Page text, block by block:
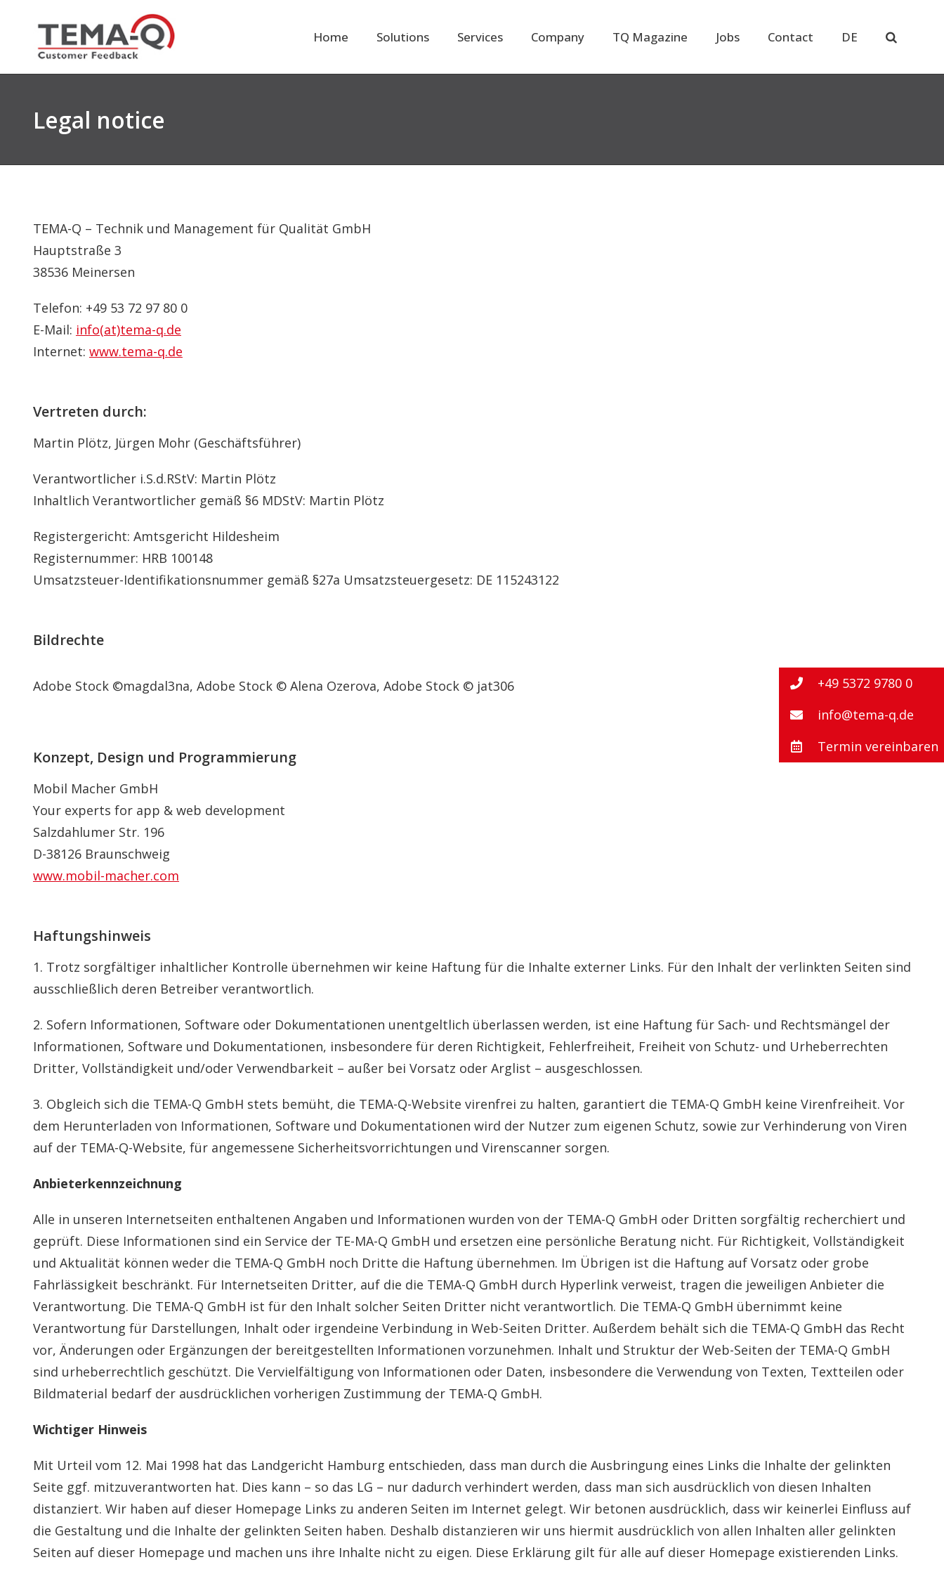
content
Home Solutions Services Company TQ Magazine Jobs Contact DE
Legal notice
TEMA-Q – Technik und Management für Qualität GmbH
Hauptstraße 3
38536 Meinersen
Telefon: +49 53 72 97 80 0
E-Mail: info(at)tema-q.de
Internet: www.tema-q.de
Vertreten durch:
Martin Plötz, Jürgen Mohr (Geschäftsführer)
Verantwortlicher i.S.d.RStV: Martin Plötz
Inhaltlich Verantwortlicher gemäß §6 MDStV: Martin Plötz
Registergericht: Amtsgericht Hildesheim
Registernummer: HRB 100148
Umsatzsteuer-Identifikationsnummer gemäß §27a Umsatzsteuergesetz: DE 115243122
Bildrechte
Adobe Stock ©magdal3na, Adobe Stock © Alena Ozerova, Adobe Stock © jat306
Konzept, Design und Programmierung
Mobil Macher GmbH
Your experts for app & web development
Salzdahlumer Str. 196
D-38126 Braunschweig
www.mobil-macher.com
Haftungshinweis
1. Trotz sorgfältiger inhaltlicher Kontrolle übernehmen wir keine Haftung für die Inhalte externer Links. Für den Inhalt der verlinkten Seiten sind
ausschließlich deren Betreiber verantwortlich.
2. Sofern Informationen, Software oder Dokumentationen unentgeltlich überlassen werden, ist eine Haftung für Sach- und Rechtsmängel der
Informationen, Software und Dokumentationen, insbesondere für deren Richtigkeit, Fehlerfreiheit, Freiheit von Schutz- und Urheberrechten
Dritter, Vollständigkeit und/oder Verwendbarkeit – außer bei Vorsatz oder Arglist – ausgeschlossen.
3. Obgleich sich die TEMA-Q GmbH stets bemüht, die TEMA-Q-Website virenfrei zu halten, garantiert die TEMA-Q GmbH keine Virenfreiheit. Vor
dem Herunterladen von Informationen, Software und Dokumentationen wird der Nutzer zum eigenen Schutz, sowie zur Verhinderung von Viren
auf der TEMA-Q-Website, für angemessene Sicherheitsvorrichtungen und Virenscanner sorgen.
Anbieterkennzeichnung
Alle in unseren Internetseiten enthaltenen Angaben und Informationen wurden von der TEMA-Q GmbH oder Dritten sorgfältig recherchiert und
geprüft. Diese Informationen sind ein Service der TE-MA-Q GmbH und ersetzen eine persönliche Beratung nicht. Für Richtigkeit, Vollständigkeit
und Aktualität können weder die TEMA-Q GmbH noch Dritte die Haftung übernehmen. Im Übrigen ist die Haftung auf Vorsatz oder grobe
Fahrlässigkeit beschränkt. Für Internetseiten Dritter, auf die die TEMA-Q GmbH durch Hyperlink verweist, tragen die jeweiligen Anbieter die
Verantwortung. Die TEMA-Q GmbH ist für den Inhalt solcher Seiten Dritter nicht verantwortlich. Die TEMA-Q GmbH übernimmt keine
Verantwortung für Darstellungen, Inhalt oder irgendeine Verbindung in Web-Seiten Dritter. Außerdem behält sich die TEMA-Q GmbH das Recht
vor, Änderungen oder Ergänzungen der bereitgestellten Informationen vorzunehmen. Inhalt und Struktur der Web-Seiten der TEMA-Q GmbH
sind urheberrechtlich geschützt. Die Vervielfältigung von Informationen oder Daten, insbesondere die Verwendung von Texten, Textteilen oder
Bildmaterial bedarf der ausdrücklichen vorherigen Zustimmung der TEMA-Q GmbH.
Wichtiger Hinweis
Mit Urteil vom 12. Mai 1998 hat das Landgericht Hamburg entschieden, dass man durch die Ausbringung eines Links die Inhalte der gelinkten
Seite ggf. mitzuverantworten hat. Dies kann – so das LG – nur dadurch verhindert werden, dass man sich ausdrücklich von diesen Inhalten
distanziert. Wir haben auf dieser Homepage Links zu anderen Seiten im Internet gelegt. Wir betonen ausdrücklich, dass wir keinerlei Einfluss auf
die Gestaltung und die Inhalte der gelinkten Seiten haben. Deshalb distanzieren wir uns hiermit ausdrücklich von allen Inhalten aller gelinkten
Seiten auf dieser Homepage und machen uns ihre Inhalte nicht zu eigen. Diese Erklärung gilt für alle auf dieser Homepage existierenden Links.
+49 5372 9780 0
info@tema-q.de
Termin vereinbaren